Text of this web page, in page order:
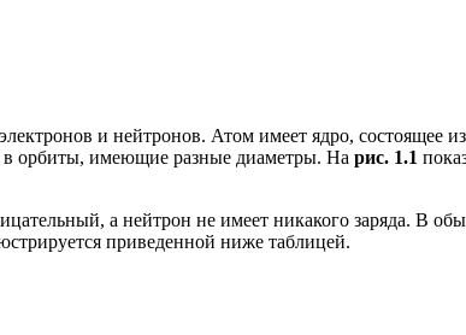
и нейтронов. Атом имеет ядро, состоящее
в орбиты, имеющие разные диаметры. На рис. 1.1
а нейтрон не имеет никакого заряда. В
приведенной ниже таблицей.